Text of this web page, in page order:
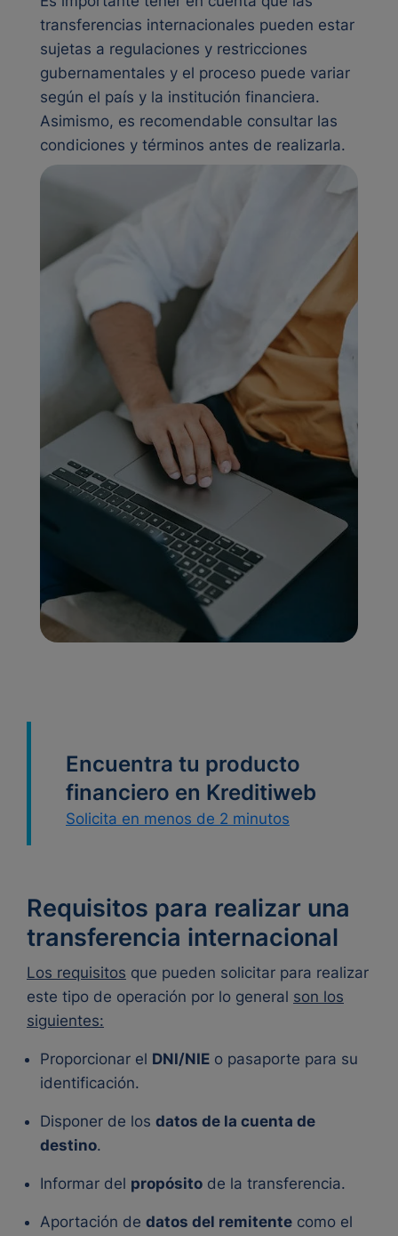
transferencias internacionales pueden estar
sujetas a regulaciones y restricciones
gubernamentales y el proceso puede variar
según el país y la institución financiera.
Asimismo, es recomendable consultar las
condiciones y términos antes de realizarla.
Encuentra tu producto
financiero en Kreditiweb
Solicita en menos de 2 minutos
Requisitos para realizar una
transferencia internacional
Los requisitos que pueden solicitar para realizar
este tipo de operación por lo general son los
siguientes:
Proporcionar el DNI/NIE o pasaporte para su
identificación.
Disponer de los datos de la cuenta de
destino.
Informar del propósito de la transferencia.
Aportación de datos del remitente como el